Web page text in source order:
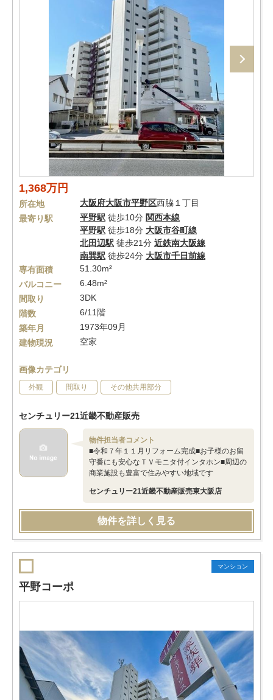
1,368万円
所在地 大阪府大阪市平野区西脇１丁目
最寄り駅
平野駅 徒歩10分 関西本線
平野駅 徒歩18分 大阪市谷町線
北田辺駅 徒歩21分 近鉄南大阪線
南巽駅 徒歩24分 大阪市千日前線
専有面積
51.30m²
バルコニー
6.48m²
間取り
3DK
階数
6/11階
築年月
1973年09月
建物現況
空家
画像カテゴリ
外観 間取り その他共用部分
センチュリー21近畿不動産販売
物件担当者コメント
■令和７年１１月リフォーム完成■お子様のお留
守番にも安心なＴＶモニタ付インタホン■周辺の
商業施設も豊富で住みやすい地域です
センチュリー21近畿不動産販売東大阪店
物件を詳しく見る
マンション
平野コーポ